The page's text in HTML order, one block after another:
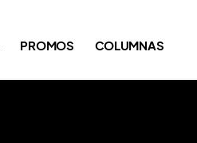
PROMOS COLUMNAS